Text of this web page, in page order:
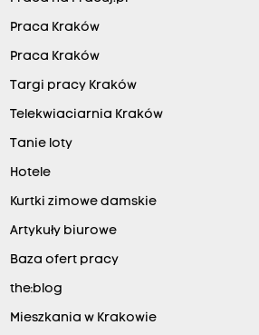
Praca Kraków
Praca Kraków
Targi pracy Kraków
Telekwiaciarnia Kraków
Tanie loty
Hotele
Kurtki zimowe damskie
Artykuły biurowe
Baza ofert pracy
the:blog
Mieszkania w Krakowie